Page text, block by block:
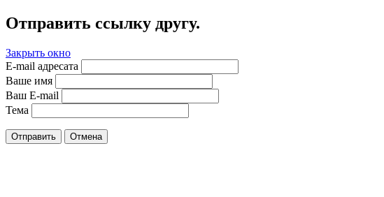
Отправить ссылку другу.
Закрыть окно
E-mail адресата
Ваше имя
Ваш E-mail
Тема
Отправить Отмена